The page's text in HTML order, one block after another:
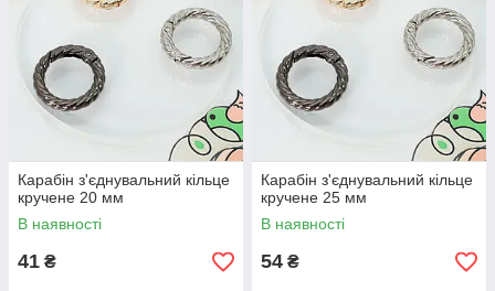
Карабін з'єднувальний кільце
кручене 20 мм
В наявності
41 ₴
Карабін з'єднувальний кільце
кручене 25 мм
В наявності
54 ₴